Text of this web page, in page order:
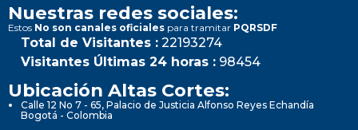
Nuestras redes sociales:
Estos No son canales oficiales para tramitar PQRSDF
Total de Visitantes : 22193274
Visitantes Últimas 24 horas : 98454
Ubicación Altas Cortes:
Calle 12 No 7 - 65, Palacio de Justicia Alfonso Reyes Echandía
Bogotá - Colombia